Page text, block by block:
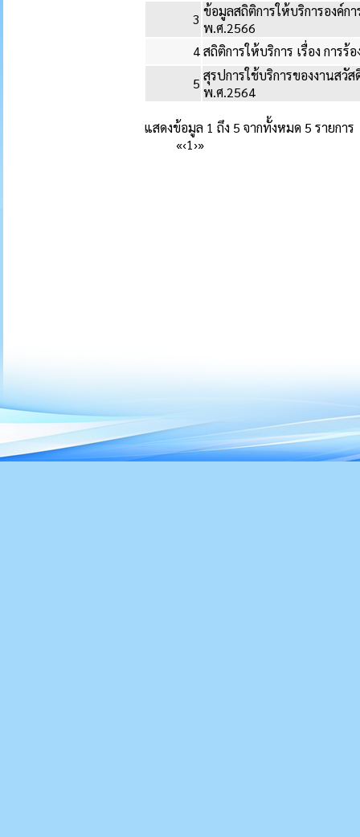
3 ข้อมูลสถิติการให้บริการองค์
พ.ศ.2566
4สถิติการให้บริการ เรื่อง การ
5 สุรปการใช้บริการของงานสวั
พ.ศ.2564
แสดงข้อมูล 1 ถึง 5 จากทั้งหมด 5 รายการ
«‹1›»